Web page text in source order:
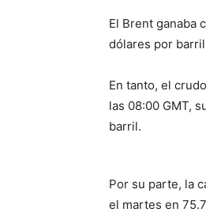
El Brent ganaba
dólares por
En tanto, el
las 08:00 GMT,
barril.
Por su parte, la
el martes en